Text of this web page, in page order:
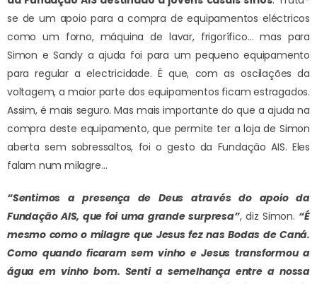
se de um apoio para a compra de equipamentos eléctricos
como um forno, máquina de lavar, frigorífico… mas para
Simon e Sandy a ajuda foi para um pequeno equipamento
para regular a electricidade. É que, com as oscilações da
voltagem, a maior parte dos equipamentos ficam estragados.
Assim, é mais seguro. Mas mais importante do que a ajuda na
compra deste equipamento, que permite ter a loja de Simon
aberta sem sobressaltos, foi o gesto da Fundação AIS. Eles
falam num milagre…
“Sentimos a presença de Deus através do apoio da
Fundação AIS, que foi uma grande surpresa”, diz Simon. “É
mesmo como o milagre que Jesus fez nas Bodas de Caná.
Como quando ficaram sem vinho e Jesus transformou a
água em vinho bom. Senti a semelhança entre a nossa